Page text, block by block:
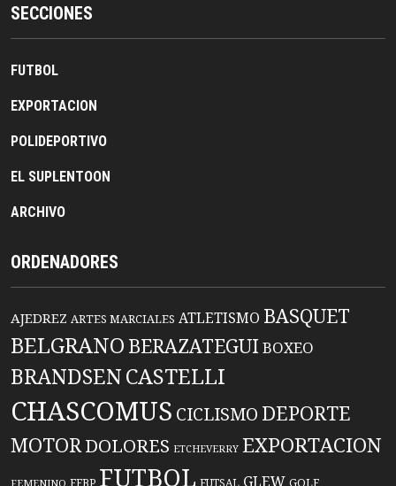
SECCIONES
FUTBOL
EXPORTACION
POLIDEPORTIVO
EL SUPLENTOON
ARCHIVO
ORDENADORES
AJEDREZ ARTES MARCIALES ATLETISMO BASQUET
BELGRANO BERAZATEGUIBOXEO
BRANDSENCASTELLI
CHASCOMUS CICLISMO DEPORTE
MOTORDOLORES ETCHEVERRY EXPORTACION
FEMENINO FFBP FUTBOL FUTSAL GLEW GOLF